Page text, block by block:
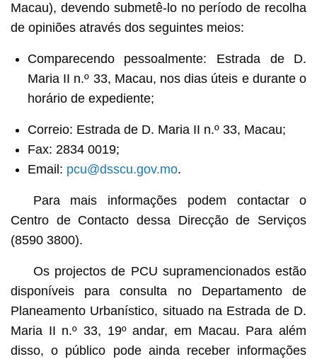
Macau), devendo submetê-lo no período de recolha
de opiniões através dos seguintes meios:
Comparecendo pessoalmente: Estrada de D.
Maria II n.º 33, Macau, nos dias úteis e durante o
horário de expediente;
Correio: Estrada de D. Maria II n.º 33, Macau;
Fax: 2834 0019;
Email: pcu@dsscu.gov.mo.
Para mais informações podem contactar o
Centro de Contacto dessa Direcção de Serviços
(8590 3800).
Os projectos de PCU supramencionados estão
disponíveis para consulta no Departamento de
Planeamento Urbanístico, situado na Estrada de D.
Maria II n.º 33, 19º andar, em Macau. Para além
disso, o público pode ainda receber informações